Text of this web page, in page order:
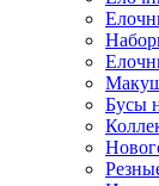
Бусы